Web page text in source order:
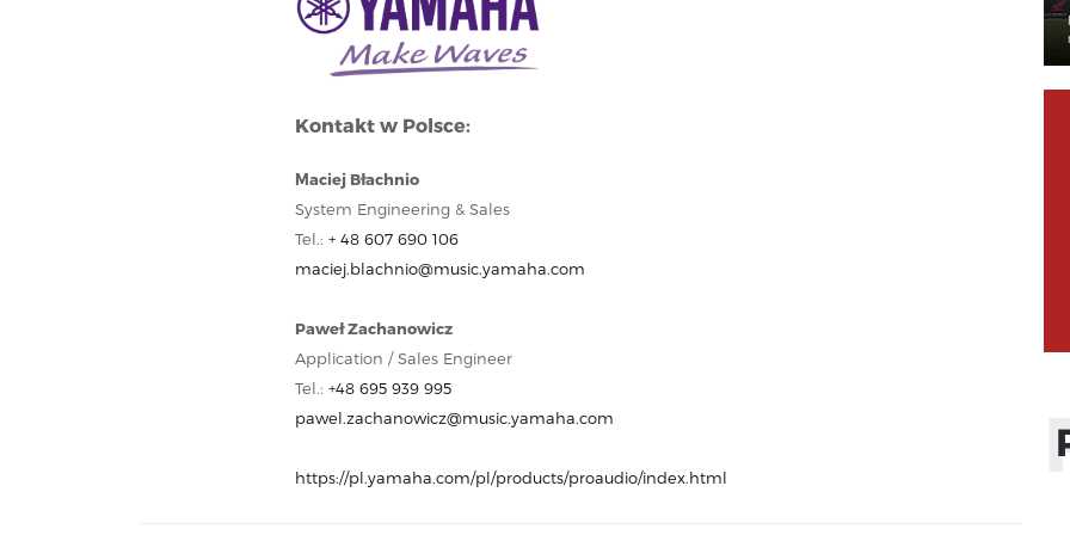
Kontakt w Polsce:
Maciej Błachnio
System Engineering & Sales
Tel.: + 48 607 690 106
maciej.blachnio@music.yamaha.com
Paweł Zachanowicz
Application / Sales Engineer
Tel.: +48 695 939 995
pawel.zachanowicz@music.yamaha.com
https://pl.yamaha.com/pl/products/proaudio/index.html